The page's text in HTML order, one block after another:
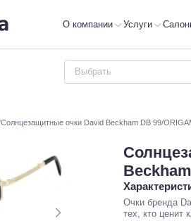
О компании Услуги
Солнцезащитные очки David Beckham DB 99/
Очки бренда
тех, кто ценит